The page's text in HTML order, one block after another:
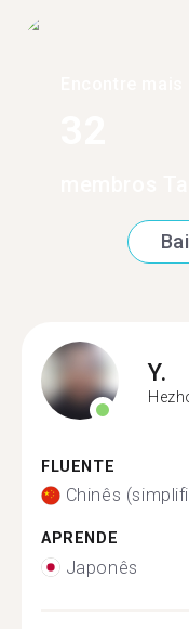
Y.
FLUENTE
Chinês
APRENDE
Japonês